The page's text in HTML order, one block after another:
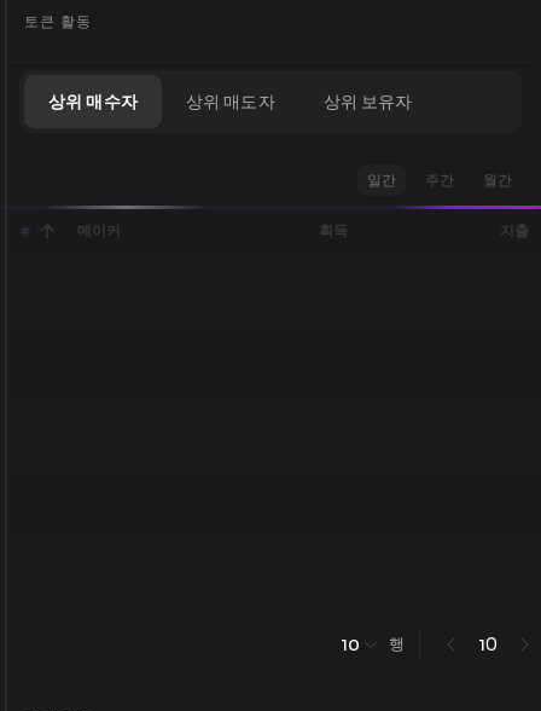
토큰 활동
상위 매수자 상위 매도자 상위 보유자
일간 주간 월간
# 메이커 획득 지출
10 행 10